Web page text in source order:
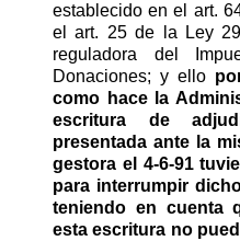
establecido en el art.
el art. 25 de la Ley
reguladora del
Donaciones; y ello
como hace la
escritura de
presentada ante la
gestora el 4-6-91
para interrumpir
teniendo en cuenta
esta escritura no